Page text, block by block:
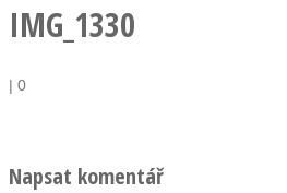
IMG_1330
| 0
Napsat komentář